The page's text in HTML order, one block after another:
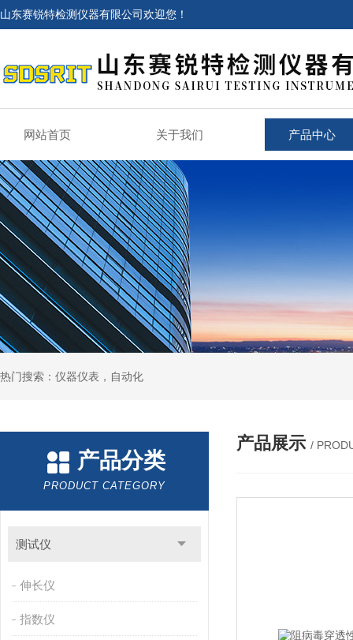
山东赛锐特检测仪器有限公司欢迎您！
网站首页 关于我们 产品中心
热门搜索：仪器仪表，自动化
产品分类
PRODUCT CATEGORY
测试仪
伸长仪
指数仪
产品展示 /